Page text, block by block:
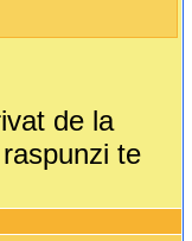
de la
te